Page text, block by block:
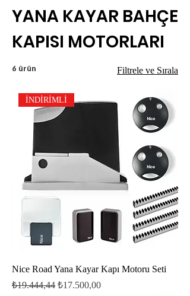
YANA KAYAR BAHÇE
KAPISI MOTORLARI
6 ürün Filtrele ve Sırala
İNDİRİMLİ
Nice Road Yana Kayar Kapı Motoru Seti
Normal Fiyat
₺19.444,44 İndirimli Fiyat
₺17.500,00